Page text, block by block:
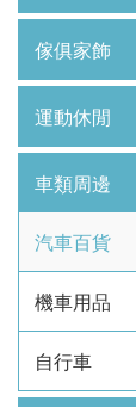
傢俱家飾
運動休閒
車類周邊
汽車百貨
機車用品
自行車